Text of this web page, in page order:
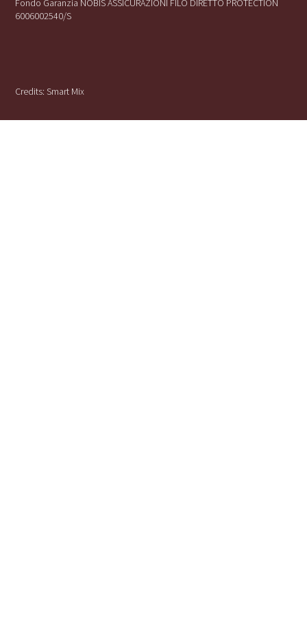
Fondo Garanzia NOBIS ASSICURAZIONI FILO DIRETTO PROTECTION
6006002540/S
Credits:Smart Mix